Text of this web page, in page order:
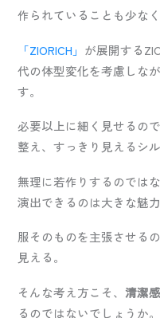
作られていることも少なく
「ZIORICH」 が展開する
代の体型変化を考慮しな
す。
必要以上に細く見せるの
整え、すっきり見えるシ
無理に若作りするのでは
演出できるのは大きな魅力
服そのものを主張させる
見える。
そんな考え方こそ、清潔
るのではないでしょうか。